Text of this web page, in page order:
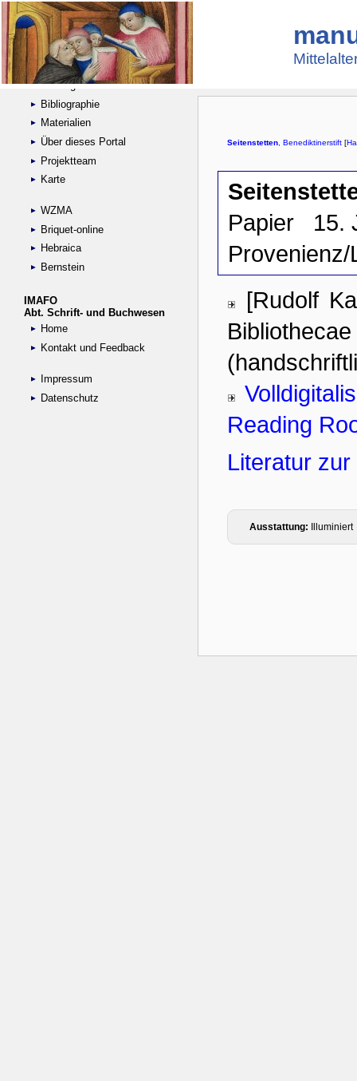
Suche
Handschriftensammlungen
Digitalisierte Handschriften
Kataloge
Bibliographie
Materialien
Über dieses Portal
Projektteam
Karte
WZMA
Briquet-online
Hebraica
Bernstein
IMAFO
Abt. Schrift- und Buchwesen
Home
Kontakt und Feedback
Impressum
Datenschutz